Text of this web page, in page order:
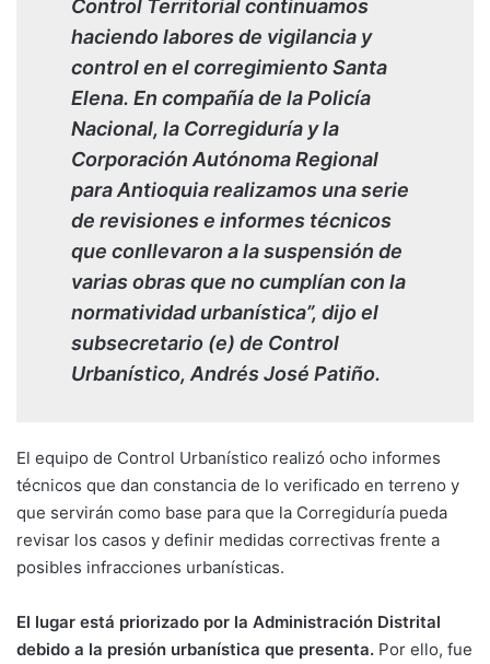
Control Territorial continuamos
haciendo labores de vigilancia y
control en el corregimiento Santa
Elena. En compañía de la Policía
Nacional, la Corregiduría y la
Corporación Autónoma Regional
para Antioquia realizamos una serie
de revisiones e informes técnicos
que conllevaron a la suspensión de
varias obras que no cumplían con la
normatividad urbanística”, dijo el
subsecretario (e) de Control
Urbanístico, Andrés José Patiño.
El equipo de Control Urbanístico realizó ocho informes
técnicos que dan constancia de lo verificado en terreno y
que servirán como base para que la Corregiduría pueda
revisar los casos y definir medidas correctivas frente a
posibles infracciones urbanísticas.
El lugar está priorizado por la Administración Distrital
debido a la presión urbanística que presenta. Por ello, fue